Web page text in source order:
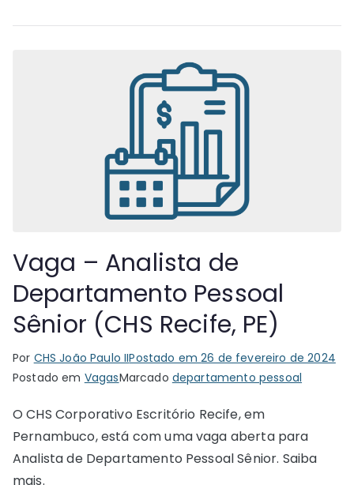
Vaga – Analista de
Departamento Pessoal
Sênior (CHS Recife, PE)
Por CHS João Paulo IIPostado em26 de fevereiro de 2024
Postado em VagasMarcado departamento pessoal
O CHS Corporativo Escritório Recife, em
Pernambuco, está com uma vaga aberta para
Analista de Departamento Pessoal Sênior. Saiba
mais.